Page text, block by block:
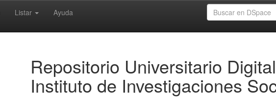
Listar Ayuda
Repositorio Universitario Digital
Instituto de Investigaciones